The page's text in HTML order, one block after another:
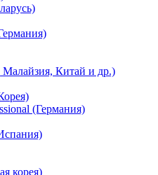
Китай и др.)
(Германия)
корея)